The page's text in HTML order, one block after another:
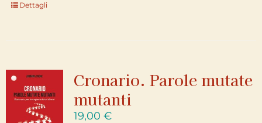
Dettagli
Cronario. Parole mutate
mutanti
19,00 €